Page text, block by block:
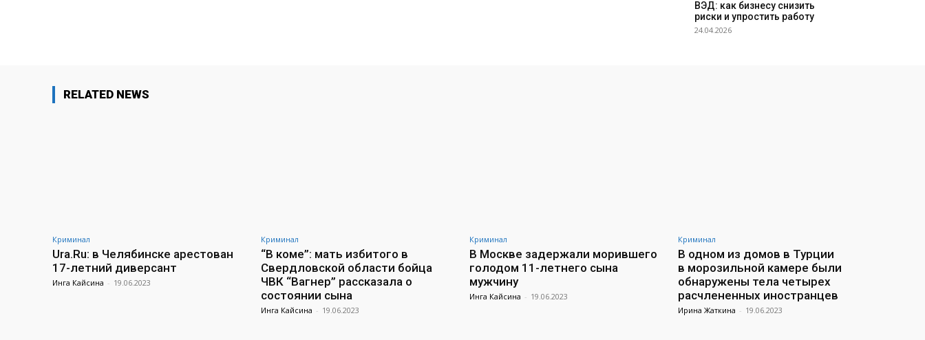
ВЭД: как бизнесу снизить
риски и упростить работу
24.04.2026
RELATED NEWS
Криминал
Ura.Ru: в Челябинске арестован
17-летний диверсант
Инга Кайсина - 19.06.2023
Криминал
“В коме”: мать избитого в
Свердловской области бойца
ЧВК “Вагнер” рассказала о
состоянии сына
Инга Кайсина - 19.06.2023
Криминал
В Москве задержали морившего
голодом 11-летнего сына
мужчину
Инга Кайсина - 19.06.2023
Криминал
В одном из домов в Турции
в морозильной камере были
обнаружены тела четырех
расчлененных иностранцев
Ирина Жаткина - 19.06.2023